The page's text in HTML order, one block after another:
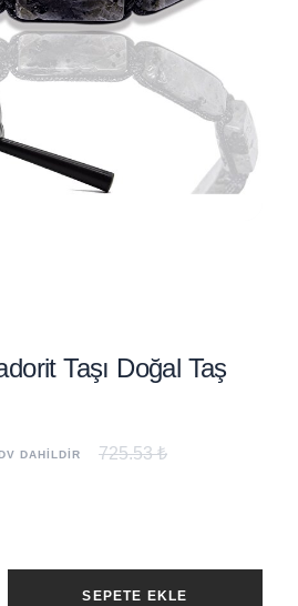
Taşı Doğal Taş
DAHİLDİR 725.53 ₺
SEPETE EKLE